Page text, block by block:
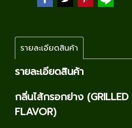
รายละเอียดสินค้า
รายละเอียดสินค้า
กลิ่นไส้กรอกย่าง (GRILLED
FLAVOR)